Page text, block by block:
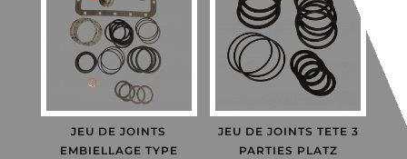
JEU DE JOINTS
EMBIELLAGE TYPE
JEU DE JOINTS TETE 3
PARTIES PLATZ